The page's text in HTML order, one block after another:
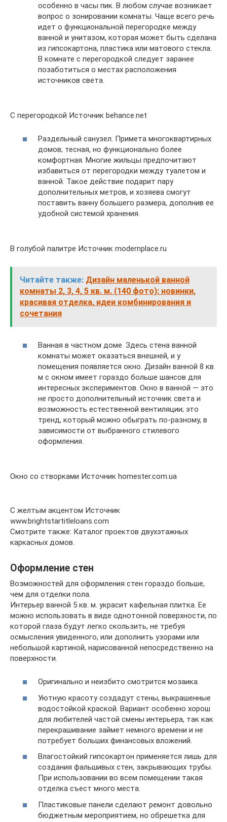
особенно в часы пик. В любом случае возникает
вопрос о зонировании комнаты. Чаще всего речь
идет о функциональной перегородке между
ванной и унитазом, которая может быть сделана
из гипсокартона, пластика или матового стекла.
В комнате с перегородкой следует заранее
позаботиться о местах расположения
источников света.
С перегородкой Источник behance.net
Раздельный санузел. Примета многоквартирных
домов; тесная, но функционально более
комфортная. Многие жильцы предпочитают
избавиться от перегородки между туалетом и
ванной. Такое действие подарит пару
дополнительных метров, и хозяева смогут
поставить ванну большего размера, дополнив ее
удобной системой хранения.
В голубой палитре Источник modernplace.ru
Читайте также: Дизайн маленькой ванной
комнаты 2, 3, 4, 5 кв. м. (140 фото): новинки,
красивая отделка, идеи комбинирования и
сочетания
Ванная в частном доме. Здесь стена ванной
комнаты может оказаться внешней, и у
помещения появляется окно. Дизайн ванной 8 кв.
м с окном имеет гораздо больше шансов для
интересных экспериментов. Окно в ванной — это
не просто дополнительный источник света и
возможность естественной вентиляции; это
тренд, который можно обыграть по-разному, в
зависимости от выбранного стилевого
оформления.
Окно со створками Источник homester.com.ua
С желтым акцентом Источник
www.brightstartitleloans.com
Смотрите также: Каталог проектов двухэтажных
каркасных домов.
Оформление стен
Возможностей для оформления стен гораздо больше,
чем для отделки пола.
Интерьер ванной 5 кв. м. украсит кафельная плитка. Ее
можно использовать в виде однотонной поверхности, по
которой глаза будут легко скользить, не требуя
осмысления увиденного, или дополнить узорами или
небольшой картиной, нарисованной непосредственно на
поверхности.
Оригинально и неизбито смотрится мозаика.
Уютную красоту создадут стены, выкрашенные
водостойкой краской. Вариант особенно хорош
для любителей частой смены интерьера, так как
перекрашивание займет немного времени и не
потребует больших финансовых вложений.
Влагостойкий гипсокартон применяется лишь для
создания фальшивых стен, закрывающих трубы.
При использовании во всем помещении такая
отделка съест много места.
Пластиковые панели сделают ремонт довольно
бюджетным мероприятием, но обрешетка для